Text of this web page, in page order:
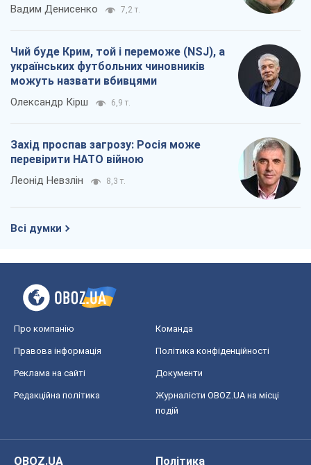
Вадим Денисенко 7,2 т.
Чий буде Крим, той і переможе (NSJ), а
українських футбольних чиновників
можуть назвати вбивцями
Олександр Кірш 6,9 т.
Захід проспав загрозу: Росія може
перевірити НАТО війною
Леонід Невзлін 8,3 т.
Всі думки
Про компанію Команда
Правова інформація Політика конфіденційності
Реклама на сайті Документи
Редакційна політика
Журналісти OBOZ.UA на місці
подій
OBOZ.UA
Політика